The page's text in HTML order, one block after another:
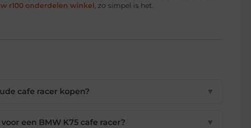
r100 onderdelen winkel, zo simpel is het.
cafe racer kopen? ▼
een BMW K75 cafe racer? ▼